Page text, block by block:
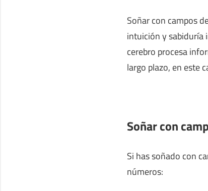
Soñar con campos
intuición y sabiduría
cerebro procesa
largo plazo, en este
Soñar con
Si has soñado con
números: